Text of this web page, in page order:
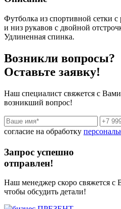
Футболка из спортивной сетки
и низ рукавов с двойной
Удлиненная спинка.
Возникли вопросы?
Оставьте заявку!
Наш специалист свяжется с
возникший вопрос!
согласие на обработку
Запрос успешно
отправлен!
Наш менеджер скоро свяжется с
чтобы обсудить детали!